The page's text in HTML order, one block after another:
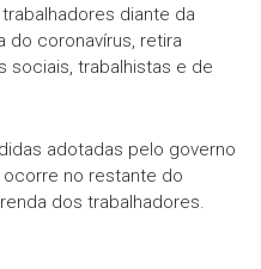
diante da
do coronavírus, retira
sociais, trabalhistas e de
adotadas pelo governo
no restante do
dos trabalhadores.